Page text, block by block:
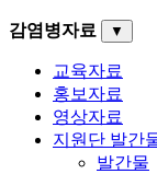
감염병자료 ▼
교육자료
홍보자료
영상자료
지원단 발간
발간물